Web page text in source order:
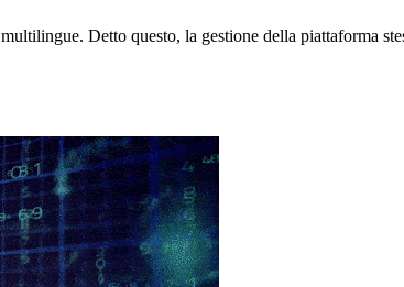
Detto questo, la gestione della piattaforma